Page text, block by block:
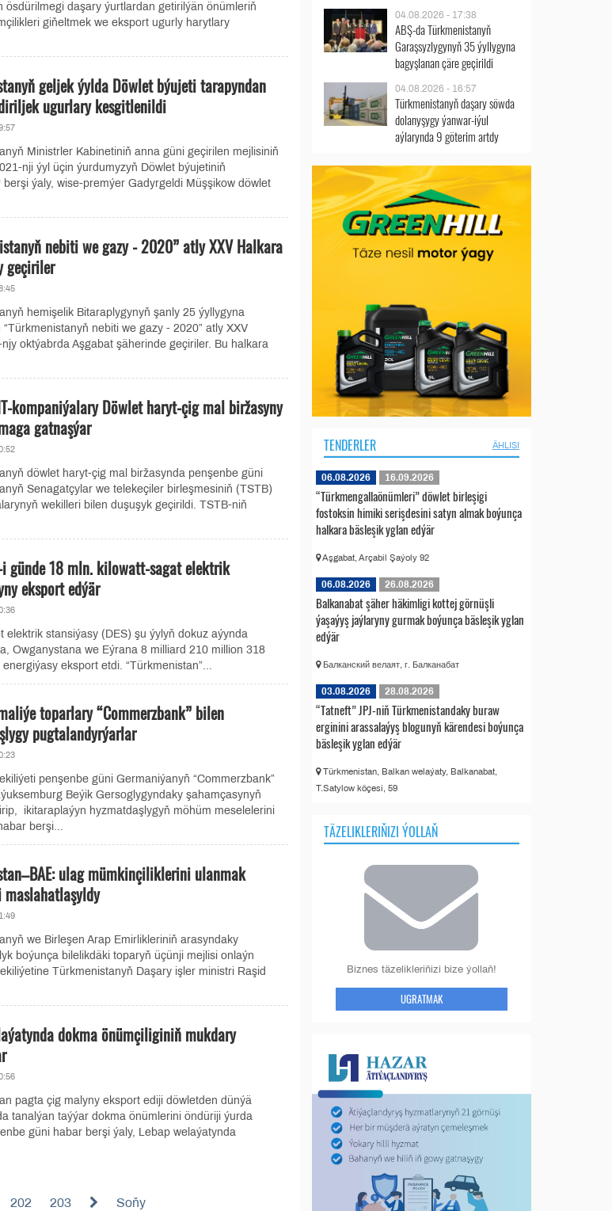
ösdürilmegi daşary ýurtlardan getirilýän önümleriň
giňeltmek we eksport ugurly harytlary
geljek ýylda Döwlet býujeti tarapyndan
ugurlary kesgitlenildi
Ministrler Kabinetiniň anna güni geçirilen mejlisiniň
nji ýyl üçin ýurdumyzyň Döwlet býujetiniň
ýaly, wise-premýer Gadyrgeldi Müşşikow döwlet
nebiti we gazy - 2020” atly XXV Halkara
geçiriler
hemişelik Bitaraplygynyň şanly 25 ýyllygyna
“Türkmenistanyň nebiti we gazy - 2020” atly XXV
oktýabrda Aşgabat şäherinde geçiriler. Bu halkara
kompaniýalary Döwlet haryt-çig mal biržasyny
gatnaşýar
döwlet haryt-çig mal biržasynda penşenbe güni
Senagatçylar we telekeçiler birleşmesiniň (TSTB)
wekilleri bilen duşuşyk geçirildi. TSTB-niň
i günde 18 mln. kilowatt-sagat elektrik
eksport edýär
elektrik stansiýasy (DES) şu ýylyň dokuz aýynda
Owganystana we Eýrana 8 milliard 210 million 318
eksport etdi. “Türkmenistan”...
toparlary “Commerzbank” bilen
pugtalandyrýarlar
penşenbe güni Germaniýanyň “Commerzbank”
Beýik Gersoglygyndaky şahamçasynyň
ikitaraplaýyn hyzmatdaşlygyň möhüm meselelerini
berşi...
ulag mümkinçiliklerini ulanmak
maslahatlaşyldy
we Birleşen Arap Emirlikleriniň arasyndaky
boýunça bilelikdäki toparyň üçünji mejlisi onlaýn
Türkmenistanyň Daşary işler ministri Raşid
dokma önümçiliginiň mukdary
pagta çig malyny eksport ediji döwletden dünýä
tanalýan taýýar dokma önümlerini öndüriji ýurda
güni habar berşi ýaly, Lebap welaýatynda
202 203 Soňy
04.08.2026 - 17:38
ABŞ-da Türkmenistanyň
Garaşsyzlygynyň 35 ýyllygyna
bagyşlanan çäre geçirildi
04.08.2026 - 16:57
Türkmenistanyň daşary söwda
dolanyşygy ýanwar-iýul
aýlarynda 9 göterim artdy
TENDERLER ÄHLISI
06.08.2026 16.09.2026
“Türkmengallaönümleri” döwlet birleşigi
fostoksin himiki serişdesini satyn almak boýunça
halkara bäsleşik yglan edýär
Aşgabat, Arçabil Şaýoly 92
06.08.2026 26.08.2026
Balkanabat şäher häkimligi kottej görnüşli
ýaşaýyş jaýlaryny gurmak boýunça bäsleşik yglan
edýär
Балканский велаят, г. Балканабат
03.08.2026 28.08.2026
“Tatneft” JPJ-niň Türkmenistandaky buraw
erginini arassalaýyş blogunyň kärendesi boýunça
bäsleşik yglan edýär
Türkmenistan, Balkan welaýaty, Balkanabat,
T.Satylow köçesi, 59
TÄZELIKLERIŇIZI ÝOLLAŇ
Biznes täzelikleriňizi bize ýollaň!
UGRATMAK